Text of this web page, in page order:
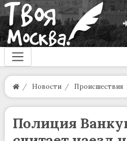
Новости Происшествия
Полиция